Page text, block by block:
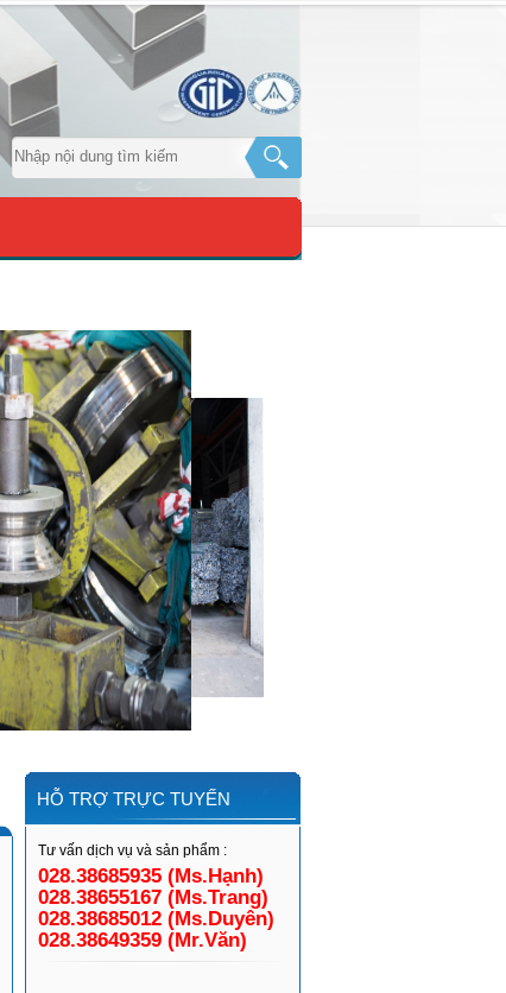
HỖ TRỢ TRỰC TUYẾN
Tư vấn dịch vụ và sản phẩm :
028.38685935 (Ms.Hạnh)
028.38655167 (Ms.Trang)
028.38685012 (Ms.Duyên)
028.38649359 (Mr.Văn)